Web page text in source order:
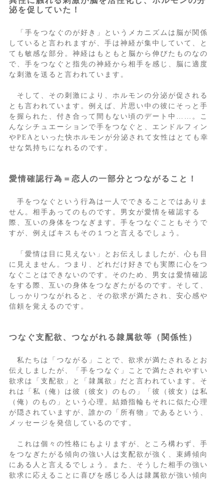
泌を促していた！
「手をつなぐのが好き」というメカニズムは脳が関係
していると言われますが、手は神経が集中していて、と
ても敏感な部分。神経はもともと脳から伸びたものなの
で、手をつなぐと指先の神経から相手を感じ、脳に適度
な刺激を送ると言われています。
そして、その刺激により、ホルモンの分泌が促される
とも言われています。例えば、片思い中の彼にそっと手
を握られた、付き合って間もない頃のデート中……。こ
んなシチュエーションで手をつなぐと、エンドルフィン
やPEAといった快ホルモンが分泌されて女性はとても幸
せな気持ちになれるのです。
愛情確認行為＝恋人の一部分とつながること！
手をつなぐという行為は一人でできることではありま
せん。相手あってのものです。男女が愛情を確認する
際、互いの身体をつなぎます。手をつなぐこともそうで
すが、例えばキスもその１つと言えるでしょう。
「愛情は目に見えない」とお伝えしましたが、心も目
に見えません。つまり、どれだけ好きでも実際に心をつ
なぐことはできないのです。そのため、男女は愛情確認
をする際、互いの身体をつなぎたがるのです。そして、
しっかりつながれると、その欲求が満たされ、安心感や
信頼を覚えるのです。
つなぐ支配欲、つながれる隷属欲等（関係性）
私たちは「つながる」ことで、欲求が満たされるとお
伝えしましたが、「手をつなぐ」ことで満たされやすい
欲求は「支配欲」と「隷属欲」だと言われています。そ
れは「私（俺）は彼（彼女）のもの」「彼（彼女）は私
（俺）のもの」という心理。結婚指輪もそれに似た心理
が隠されていますが、誰かの「所有物」であるという、
メッセージを発信しているのです。
これは個々の性格にもよりますが、ところ構わず、手
をつなぎたがる傾向の強い人は支配欲が強く、束縛傾向
にある人と言えるでしょう。また、そうした相手の強い
欲求に応えることに喜びを感じる人は隷属欲が強い傾向